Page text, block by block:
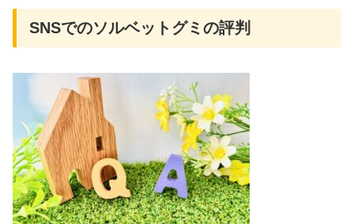
SNSでのソルベットグミの評判